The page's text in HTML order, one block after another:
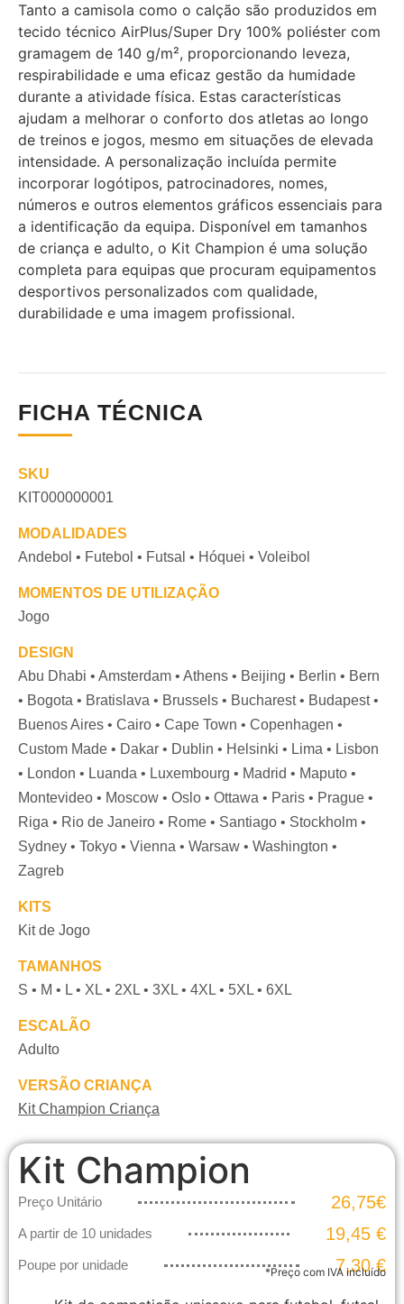
Tanto a camisola como o calção são produzidos em
tecido técnico AirPlus/Super Dry 100% poliéster com
gramagem de 140 g/m², proporcionando leveza,
respirabilidade e uma eficaz gestão da humidade
durante a atividade física. Estas características
ajudam a melhorar o conforto dos atletas ao longo
de treinos e jogos, mesmo em situações de elevada
intensidade. A personalização incluída permite
incorporar logótipos, patrocinadores, nomes,
números e outros elementos gráficos essenciais para
a identificação da equipa. Disponível em tamanhos
de criança e adulto, o Kit Champion é uma solução
completa para equipas que procuram equipamentos
desportivos personalizados com qualidade,
durabilidade e uma imagem profissional.
FICHA TÉCNICA
SKU
KIT000000001
MODALIDADES
Andebol • Futebol • Futsal • Hóquei • Voleibol
MOMENTOS DE UTILIZAÇÃO
Jogo
DESIGN
Abu Dhabi • Amsterdam • Athens • Beijing • Berlin • Bern
• Bogota • Bratislava • Brussels • Bucharest • Budapest •
Buenos Aires • Cairo • Cape Town • Copenhagen •
Custom Made • Dakar • Dublin • Helsinki • Lima • Lisbon
• London • Luanda • Luxembourg • Madrid • Maputo •
Montevideo • Moscow • Oslo • Ottawa • Paris • Prague •
Riga • Rio de Janeiro • Rome • Santiago • Stockholm •
Sydney • Tokyo • Vienna • Warsaw • Washington •
Zagreb
KITS
Kit de Jogo
TAMANHOS
S • M • L • XL • 2XL • 3XL • 4XL • 5XL • 6XL
ESCALÃO
Adulto
VERSÃO CRIANÇA
Kit Champion Criança
Kit Champion
Preço Unitário 26,75€
A partir de 10 unidades 19,45 €
Poupe por unidade 7,30 €
*Preço com IVA incluído